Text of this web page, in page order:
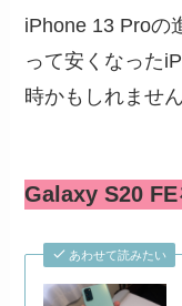
iPhone 13 Proの
って安くなった
時かもしれません
Galaxy S20 FE
あわせて読みたい